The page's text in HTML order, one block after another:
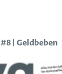
#8 | Geldbeben